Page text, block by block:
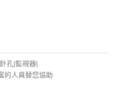
孔|監視器|
的人員替您協助